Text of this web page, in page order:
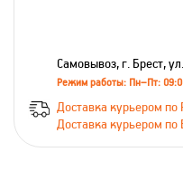
Самовывоз, г. Брест,
Режим работы: Пн–Пт:
Доставка курьером по
Доставка курьером по